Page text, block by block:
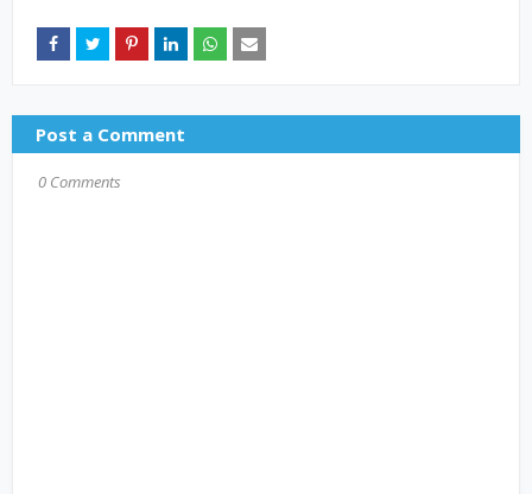
Post a Comment
0 Comments